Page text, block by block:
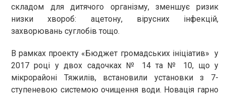
складом для дитячого організму, зменшує ризик
низки хвороб: ацетону, вірусних інфекцій,
захворювань суглобів тощо.
В рамках проекту «Бюджет громадських ініціатив» у
2017 році у двох садочках № 14 та № 10, що у
мікрорайоні Тяжилів, встановили установки з 7-
ступеневою системою очищення води. Новація гарно